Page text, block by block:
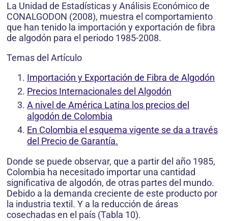
La Unidad de Estadísticas y Análisis Económico de
CONALGODON (2008), muestra el comportamiento
que han tenido la importación y exportación de fibra
de algodón para el periodo 1985-2008.
Temas del Artículo
Importación y Exportación de Fibra de Algodón
Precios Internacionales del Algodón
A nivel de América Latina los precios del
algodón de Colombia
En Colombia el esquema vigente se da a través
del Precio de Garantía.
Donde se puede observar, que a partir del año 1985,
Colombia ha necesitado importar una cantidad
significativa de algodón, de otras partes del mundo.
Debido a la demanda creciente de este producto por
la industria textil. Y a la reducción de áreas
cosechadas en el país (Tabla 10).